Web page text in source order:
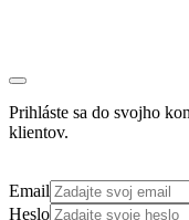
Prihláste sa do svojho
klientov.
Email
Heslo